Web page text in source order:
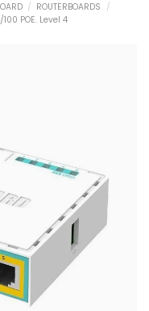
ROUTERBOARDS
POE. Level 4